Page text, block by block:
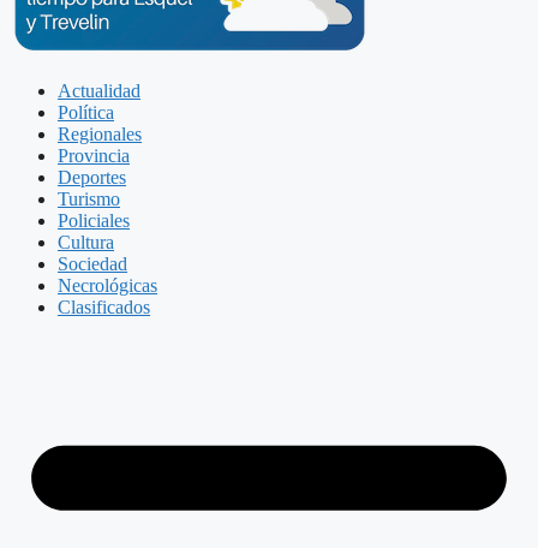
Actualidad
Política
Regionales
Provincia
Deportes
Turismo
Policiales
Cultura
Sociedad
Necrológicas
Clasificados